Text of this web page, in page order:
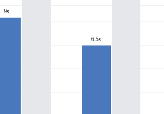
9s
6.5s